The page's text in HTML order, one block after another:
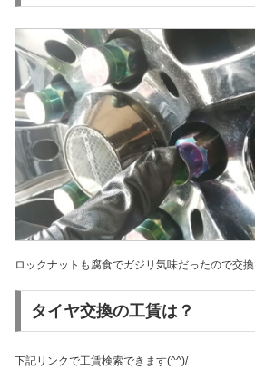
ロックナットも腐食でガジリ気味だったので交換
タイヤ交換の工賃は？
下記リンクで工賃検索できます(^^)/